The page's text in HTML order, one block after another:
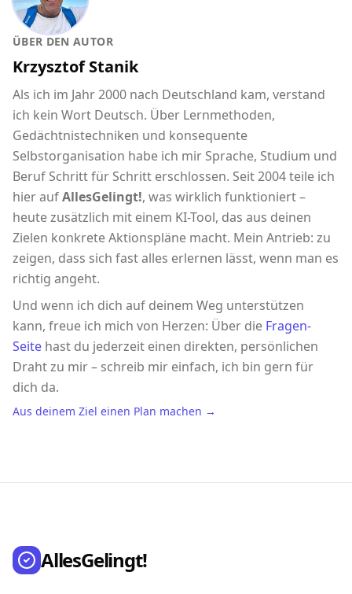
ÜBER DEN AUTOR
Krzysztof Stanik
Als ich im Jahr 2000 nach Deutschland kam, verstand
ich kein Wort Deutsch. Über Lernmethoden,
Gedächtnistechniken und konsequente
Selbstorganisation habe ich mir Sprache, Studium und
Beruf Schritt für Schritt erschlossen. Seit 2004 teile ich
hier aufAllesGelingt!, was wirklich funktioniert –
heute zusätzlich mit einem KI-Tool, das aus deinen
Zielen konkrete Aktionspläne macht. Mein Antrieb: zu
zeigen, dass sich fast alles erlernen lässt, wenn man es
richtig angeht.
Und wenn ich dich auf deinem Weg unterstützen
kann, freue ich mich von Herzen: Über die Fragen-
Seite hast du jederzeit einen direkten, persönlichen
Draht zu mir – schreib mir einfach, ich bin gern für
dich da.
Aus deinem Ziel einen Plan machen →
AllesGelingt!